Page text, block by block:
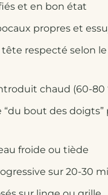
et en bon état
propres et
tête respecté selon
chaud (60-80
“du bout des doigts”
froide ou tiède
sur 20-30